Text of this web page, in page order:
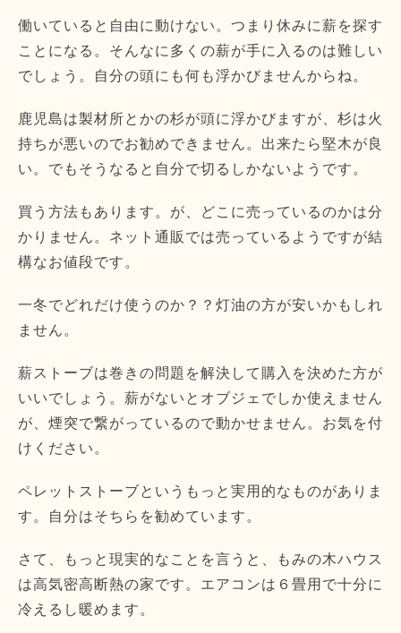
働いていると自由に動けない。つまり休みに薪を探す
ことになる。そんなに多くの薪が手に入るのは難しい
でしょう。自分の頭にも何も浮かびませんからね。
鹿児島は製材所とかの杉が頭に浮かびますが、杉は火
持ちが悪いのでお勧めできません。出来たら堅木が良
い。でもそうなると自分で切るしかないようです。
買う方法もあります。が、どこに売っているのかは分
かりません。ネット通販では売っているようですが結
構なお値段です。
一冬でどれだけ使うのか？？灯油の方が安いかもしれ
ません。
薪ストーブは巻きの問題を解決して購入を決めた方が
いいでしょう。薪がないとオブジェでしか使えません
が、煙突で繋がっているので動かせません。お気を付
けください。
ペレットストーブというもっと実用的なものがありま
す。自分はそちらを勧めています。
さて、もっと現実的なことを言うと、もみの木ハウス
は高気密高断熱の家です。エアコンは６畳用で十分に
冷えるし暖めます。